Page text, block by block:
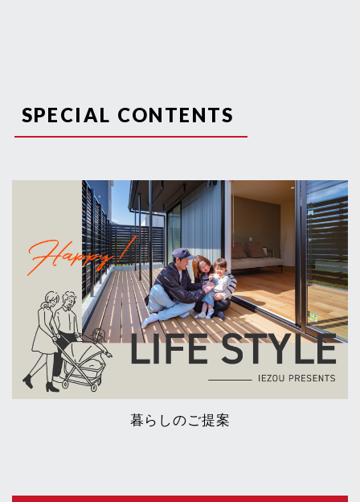
SPECIAL CONTENTS
暮らしのご提案